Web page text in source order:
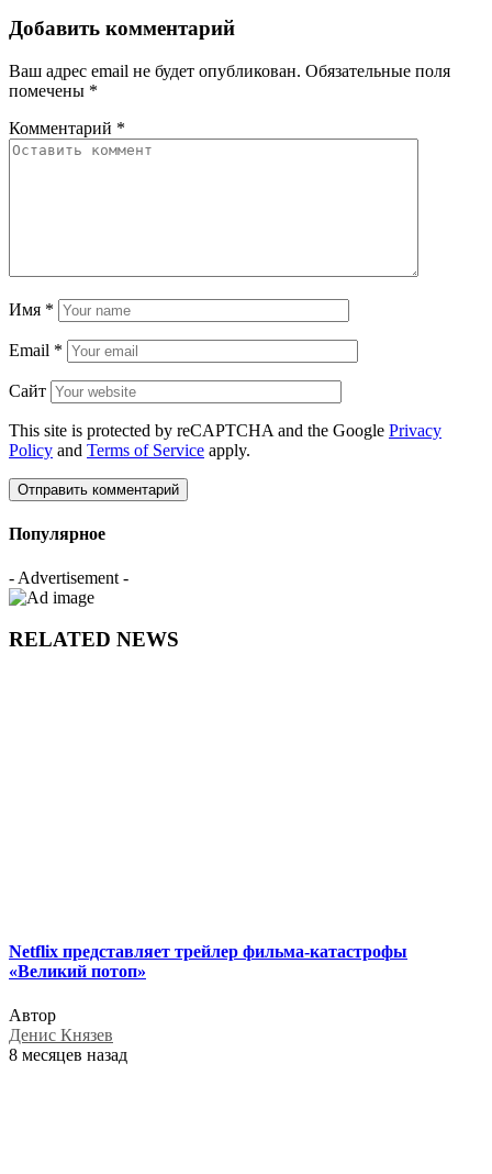
Добавить комментарий
Ваш адрес email не будет опубликован. Обязательные поля
помечены *
Комментарий *
Имя *
Email *
Сайт
This site is protected by reCAPTCHA and the Google Privacy
Policy and Terms of Service apply.
Популярное
- Advertisement -
RELATED NEWS
Netflix представляет трейлер фильма-катастрофы
«Великий потоп»
Автор
Денис Князев
8 месяцев назад